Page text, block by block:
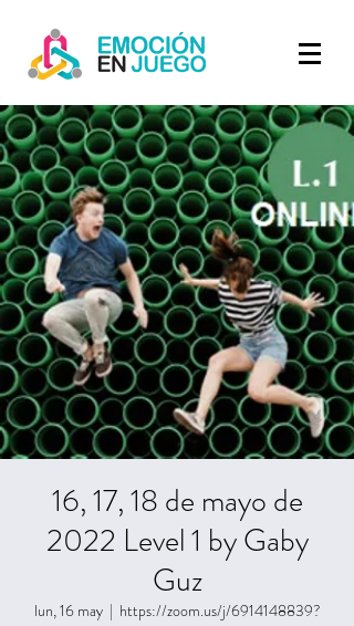
16, 17, 18 de mayo de
2022 Level 1 by Gaby
Guz
lun, 16 may
  |
https://zoom.us/j/6914148839?